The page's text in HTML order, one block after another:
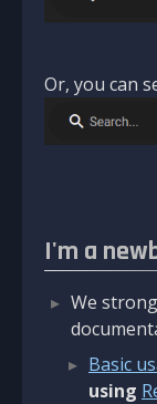
Or, you can
I'm a
We
Basic
using